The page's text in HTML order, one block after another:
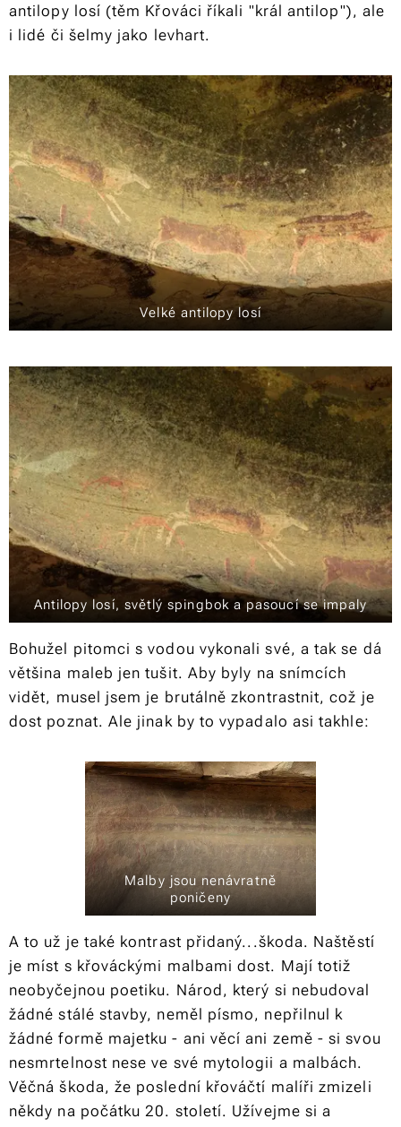
antilopy losí (těm Křováci říkali "král antilop"), ale
i lidé či šelmy jako levhart.
Velké antilopy losí
Antilopy losí, světlý spingbok a pasoucí se impaly
Bohužel pitomci s vodou vykonali své, a tak se dá
většina maleb jen tušit. Aby byly na snímcích
vidět, musel jsem je brutálně zkontrastnit, což je
dost poznat. Ale jinak by to vypadalo asi takhle:
Malby jsou nenávratně
poničeny
A to už je také kontrast přidaný...škoda. Naštěstí
je míst s křováckými malbami dost. Mají totiž
neobyčejnou poetiku. Národ, který si nebudoval
žádné stálé stavby, neměl písmo, nepřilnul k
žádné formě majetku - ani věcí ani země - si svou
nesmrtelnost nese ve své mytologii a malbách.
Věčná škoda, že poslední křováčtí malíři zmizeli
někdy na počátku 20. století. Užívejme si a